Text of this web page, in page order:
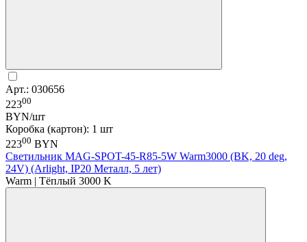
Арт.: 030656
22300
BYN/шт
Коробка (картон): 1 шт
22300 BYN
Светильник MAG-SPOT-45-R85-5W Warm3000 (BK, 20 deg,
24V) (Arlight, IP20 Металл, 5 лет)
Warm | Тёплый 3000 K